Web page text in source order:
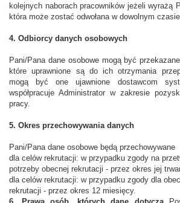
kolejnych naborach pracowników jeżeli wyrażą
która może zostać odwołana w dowolnym
4. Odbiorcy danych osobowych
Pani/Pana dane osobowe mogą być
które uprawnione są do ich otrzymania
mogą być one ujawnione dostawcom
współpracuje Administrator w zakresie
pracy.
5. Okres przechowywania danych
Pani/Pana dane osobowe będą przechowywane
dla celów rekrutacji: w przypadku zgody na
potrzeby obecnej rekrutacji - przez okres jej
dla celów rekrutacji: w przypadku zgody dla
rekrutacji - przez okres 12 miesięcy.